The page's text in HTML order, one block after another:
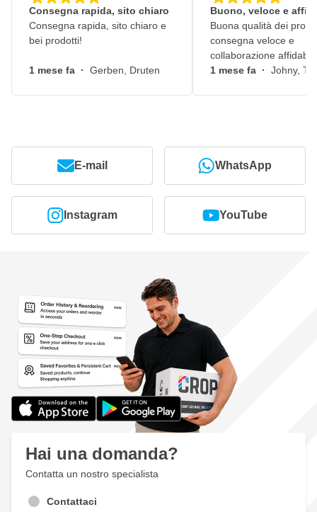
vernice trasparente
Consegna rapida, sito chiaro
Consegna rapida, sito chiaro e
bei prodotti!
1 mese fa · Gerben, Druten
Buono, veloce e
Buona qualità dei
consegna veloce e
collaborazione
1 mese fa · Johny,
E-mail WhatsApp
Instagram YouTube
Hai una domanda?
Contatta un nostro specialista
Contattaci